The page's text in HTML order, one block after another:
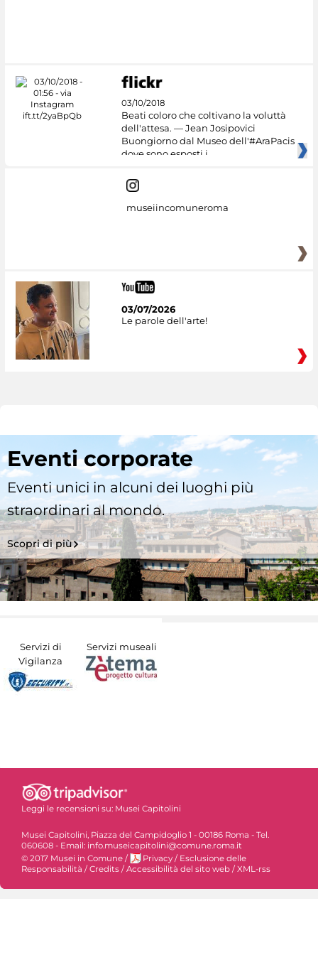
03/10/2018
Beati coloro che coltivano la voluttà
dell'attesa. — Jean Josipovici
Buongiorno dal Museo dell'#AraPacis
dove sono esposti i
museiincomuneroma
03/07/2026
Le parole dell'arte!
Eventi corporate
Eventi unici in alcuni dei luoghi più
straordinari al mondo.
Scopri di più
Servizi di
Vigilanza
Servizi museali
Leggi le recensioni su: Musei Capitolini
Musei Capitolini, Piazza del Campidoglio 1 - 00186 Roma - Tel.
060608 - Email: info.museicapitolini@comune.roma.it
© 2017 Musei in Comune / Privacy / Esclusione delle
Responsabilità /Credits /Accessibilità del sito web /XML-rss